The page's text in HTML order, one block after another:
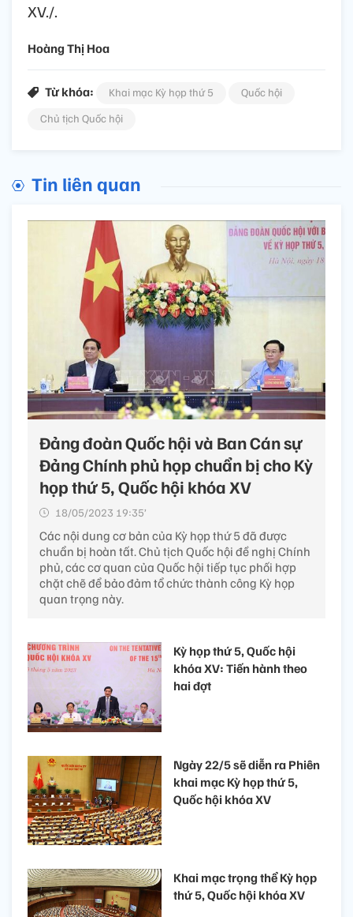
XV./.
Hoàng Thị Hoa
Từ khóa: Khai mạc Kỳ họp thứ 5
Quốc hội
Chủ tịch Quốc hội
Tin liên quan
Đảng đoàn Quốc hội và Ban Cán sự
Đảng Chính phủ họp chuẩn bị cho Kỳ
họp thứ 5, Quốc hội khóa XV
18/05/2023 19:35’
Các nội dung cơ bản của Kỳ họp thứ 5 đã được
chuẩn bị hoàn tất. Chủ tịch Quốc hội đề nghị Chính
phủ, các cơ quan của Quốc hội tiếp tục phối hợp
chặt chẽ để bảo đảm tổ chức thành công Kỳ họp
quan trọng này.
Kỳ họp thứ 5, Quốc hội
khóa XV: Tiến hành theo
hai đợt
Ngày 22/5 sẽ diễn ra Phiên
khai mạc Kỳ họp thứ 5,
Quốc hội khóa XV
Khai mạc trọng thể Kỳ họp
thứ 5, Quốc hội khóa XV